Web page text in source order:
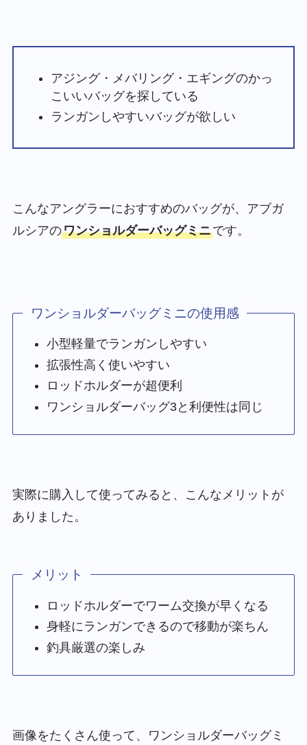
アジング・メバリング・エギングのかっ
こいいバッグを探している
ランガンしやすいバッグが欲しい
こんなアングラーにおすすめのバッグが、アブガ
ルシアのワンショルダーバッグミニです。
ワンショルダーバッグミニの使用感
小型軽量でランガンしやすい
拡張性高く使いやすい
ロッドホルダーが超便利
ワンショルダーバッグ3と利便性は同じ
実際に購入して使ってみると、こんなメリットが
ありました。
メリット
ロッドホルダーでワーム交換が早くなる
身軽にランガンできるので移動が楽ちん
釣具厳選の楽しみ
画像をたくさん使って、ワンショルダーバッグミ